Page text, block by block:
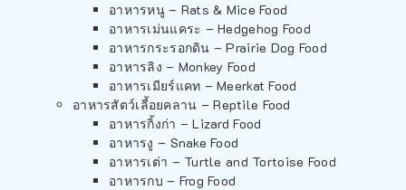
อาหารหนู – Rats & Mice Food
อาหารเม่นแคระ – Hedgehog Food
อาหารกระรอกดิน – Prairie Dog Food
อาหารลิง – Monkey Food
อาหารเมียร์แคท – Meerkat Food
อาหารสัตว์เลี้อยคลาน – Reptile Food
อาหารกิ้งก่า – Lizard Food
อาหารงู – Snake Food
อาหารเต่า – Turtle and Tortoise Food
อาหารกบ – Frog Food